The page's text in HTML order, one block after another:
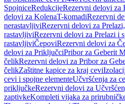
SpojniceRedukcijeRezervni delovi za
delovi za KolenaT-komadiRezervni
nerastavljiviRezervni delovi za
rastavljiviRezervni delovi za Prelazi i
rastavljiviČepoviRezervni delovi za
delovi za PriključciPribor za Geberit
čelikRezervni delovi za Pribor za
čelikZaštitne kapice za kraj cevi
cevi i spojne elementeUčvršćenja za
priključkeRezervni delovi za
zaptivkeKompleti vijaka za